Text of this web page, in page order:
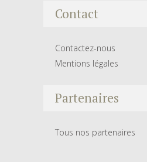
Contact
Contactez-nous
Mentions légales
Partenaires
Tous nos partenaires